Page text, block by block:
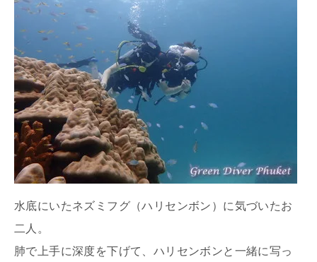
水底にいたネズミフグ（ハリセンボン）に気づいたお
二人。
肺で上手に深度を下げて、ハリセンボンと一緒に写っ